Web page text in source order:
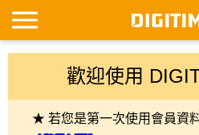
歡迎使用
★ 若您是第一次使用會員資